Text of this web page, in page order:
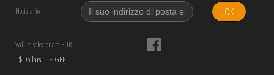
Notiziario OK
Valuta selezionata EUR
$ Dollars
£ GBP